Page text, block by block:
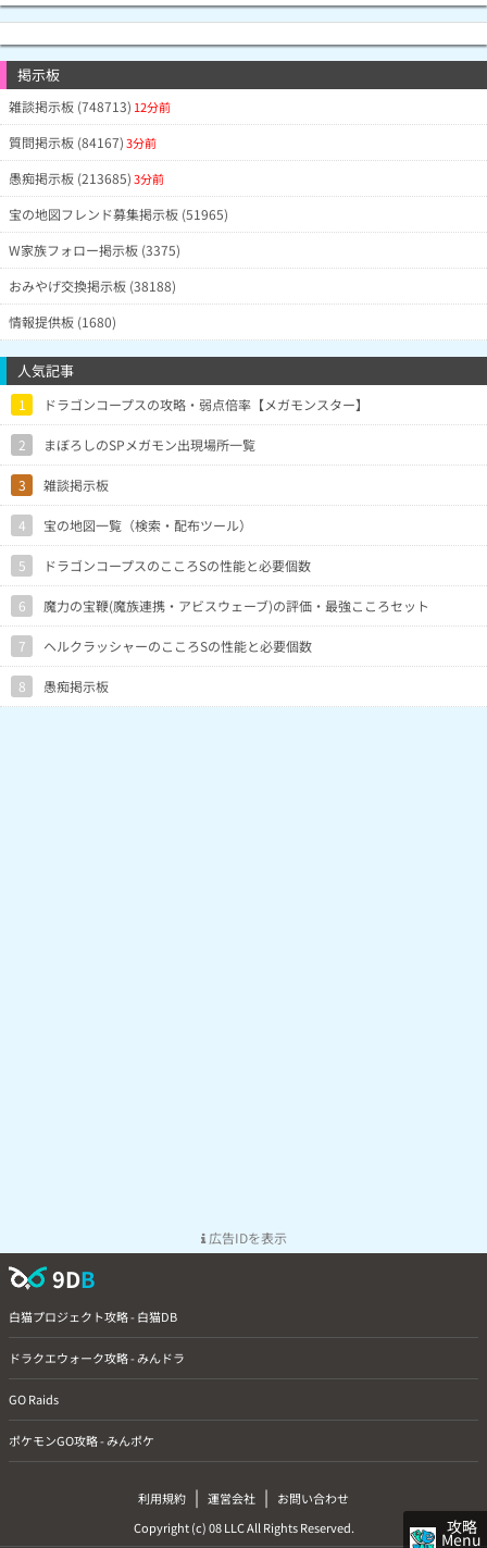
攻略
Menu
掲示板
雑談掲示板 (748713) 12分前
質問掲示板 (84167)3分前
愚痴掲示板 (213685)3分前
宝の地図フレンド募集掲示板 (51965)
W家族フォロー掲示板 (3375)
おみやげ交換掲示板 (38188)
情報提供板 (1680)
人気記事
1 ドラゴンコープスの攻略・弱点倍率【メガモンスター】
2 まぼろしのSPメガモン出現場所一覧
3 雑談掲示板
4 宝の地図一覧（検索・配布ツール）
5 ドラゴンコープスのこころSの性能と必要個数
6 魔力の宝鞭(魔族連携・アビスウェーブ)の評価・最強こころセット
7 ヘルクラッシャーのこころSの性能と必要個数
8 愚痴掲示板
広告IDを表示
9DB
白猫プロジェクト攻略 - 白猫DB
ドラクエウォーク攻略 - みんドラ
GO Raids
ポケモンGO攻略 - みんポケ
利用規約 | 運営会社 |
お問い合わせ
Copyright (c) 08 LLC All Rights Reserved.